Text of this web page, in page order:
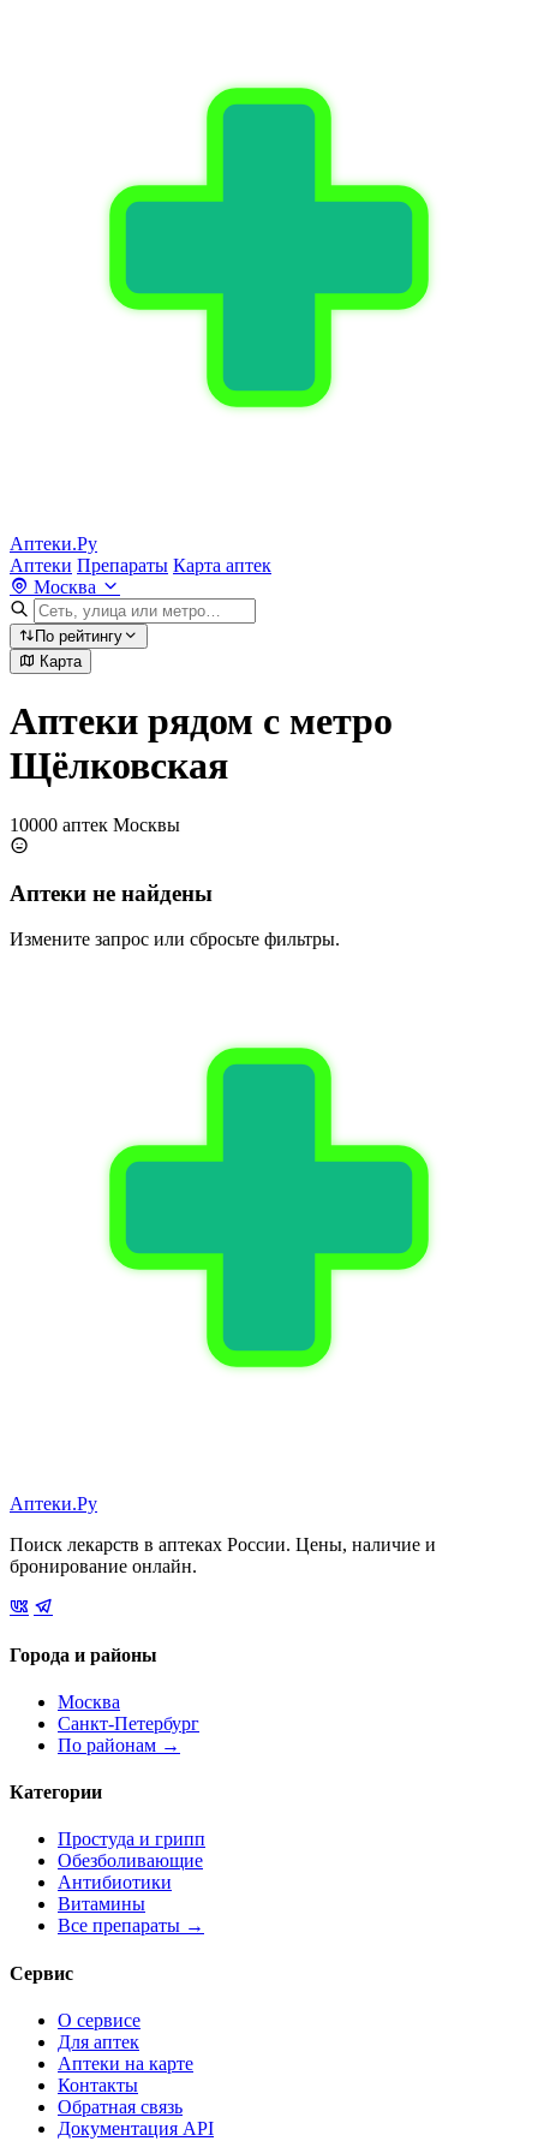
Аптеки.Ру
Аптеки Препараты Карта аптек
Москва
По рейтингу
Карта
Аптеки рядом с метро
Щёлковская
10000 аптек Москвы
Аптеки не найдены
Измените запрос или сбросьте фильтры.
Аптеки.Ру
Поиск лекарств в аптеках России. Цены, наличие и
бронирование онлайн.
Города и районы
Москва
Санкт-Петербург
По районам →
Категории
Простуда и грипп
Обезболивающие
Антибиотики
Витамины
Все препараты →
Сервис
О сервисе
Для аптек
Аптеки на карте
Контакты
Обратная связь
Документация API